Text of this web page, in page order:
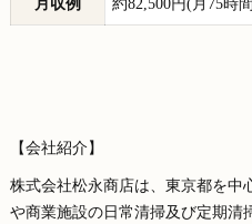
月収例 約82,500円(月75時
【会社紹介】
株式会社松永商店は、東京都を中
や商業施設の日常清掃及び定期清